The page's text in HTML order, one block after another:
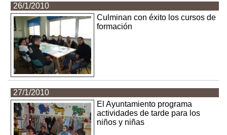
26/1/2010
Culminan con éxito los cursos de
formación
27/1/2010
El Ayuntamiento programa
actividades de tarde para los
niños y niñas